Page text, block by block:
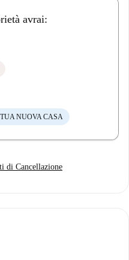
avrai:
NUOVA CASA
di Cancellazione